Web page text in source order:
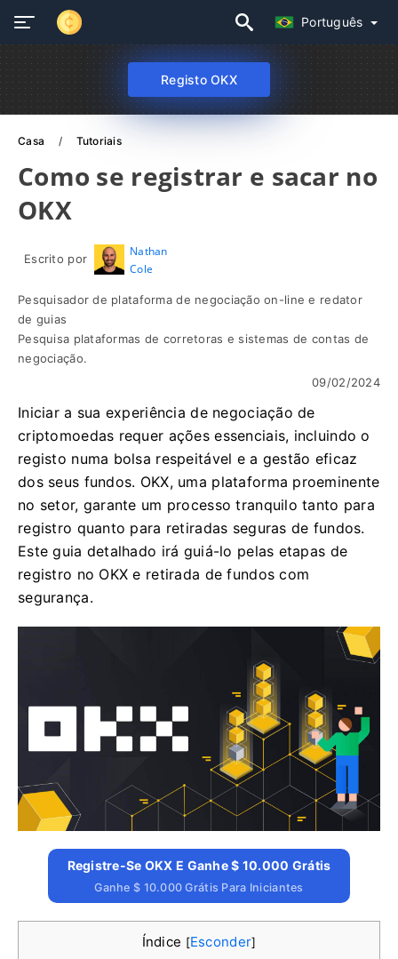
Português
Registo OKX
Casa Tutoriais
Como se registrar e sacar no
OKX
Escrito por
Nathan
Cole
Pesquisador de plataforma de negociação on-line e redator
de guias
Pesquisa plataformas de corretoras e sistemas de contas de
negociação.
09/02/2024
Iniciar a sua experiência de negociação de
criptomoedas requer ações essenciais, incluindo o
registo numa bolsa respeitável e a gestão eficaz
dos seus fundos. OKX, uma plataforma proeminente
no setor, garante um processo tranquilo tanto para
registro quanto para retiradas seguras de fundos.
Este guia detalhado irá guiá-lo pelas etapas de
registro no OKX e retirada de fundos com
segurança.
Registre-Se OKX E Ganhe $ 10.000 Grátis
Ganhe $ 10.000 Grátis Para Iniciantes
Índice [Esconder]